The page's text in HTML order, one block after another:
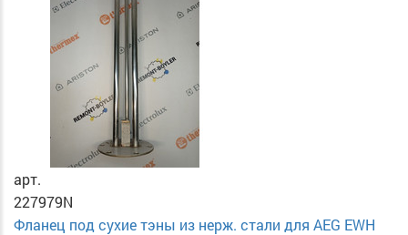
арт.
227979N
Фланец под сухие тэны из нерж. стали для AEG EWH